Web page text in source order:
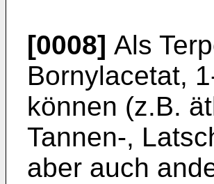
[0008] Als
Bornylacetat,
können (z.B.
Tannen-,
aber auch